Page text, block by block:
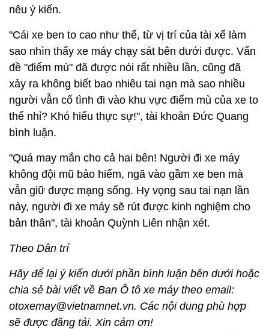
nêu ý kiến.
"Cái xe ben to cao như thế, từ vị trí của tài xế làm
sao nhìn thấy xe máy chạy sát bên dưới được. Vấn
đề "điểm mù" đã được nói rất nhiều lần, cũng đã
xảy ra không biết bao nhiêu tai nạn mà sao nhiều
người vẫn cố tình đi vào khu vực điểm mù của xe to
thế nhỉ? Khó hiểu thực sự!", tài khoản Đức Quang
bình luận.
"Quá may mắn cho cả hai bên! Người đi xe máy
không đội mũ bảo hiểm, ngã vào gầm xe ben mà
vẫn giữ được mạng sống. Hy vọng sau tai nạn lần
này, người đi xe máy sẽ rút được kinh nghiệm cho
bản thân", tài khoản Quỳnh Liên nhận xét.
Theo Dân trí
Hãy để lại ý kiến dưới phần bình luận bên dưới hoặc
chia sẻ bài viết về Ban Ô tô xe máy theo email:
otoxemay@vietnamnet.vn. Các nội dung phù hợp
sẽ được đăng tải. Xin cảm ơn!